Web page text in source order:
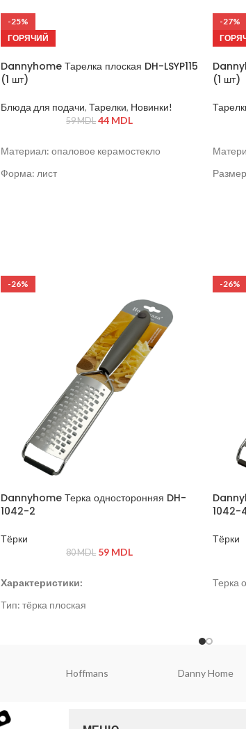
-25%
ГОРЯЧИЙ
Dannyhome Тарелка плоская DH-LSYP115
(1 шт)
Блюда для подачи, Тарелки, Новинки!
59MDL 44 MDL
Материал: опаловое керамостекло
Форма: лист
-27%
(1 шт)
-26%
Dannyhome Терка односторонняя DH-
1042-2
Тёрки
80MDL 59 MDL
Характеристики:
Тип: тёрка плоская
-26%
1042-
Тёрки
Терка
Rondell Falez